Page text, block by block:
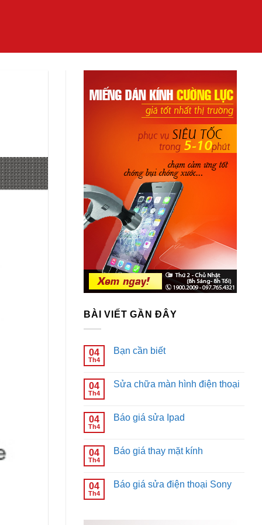
BÀI VIẾT GẦN ĐÂY
04
Th4
Bạn cần biết
luận
biết
04
Th4
Sửa chữa màn hình điện thoại
luận
màn
hình
04
Th4
Báo giá sửa Ipad
luận
sửa
Ipad
04
Th4
Báo giá thay mặt kính
luận
04
Th4
Báo giá sửa điện thoại Sony
luận